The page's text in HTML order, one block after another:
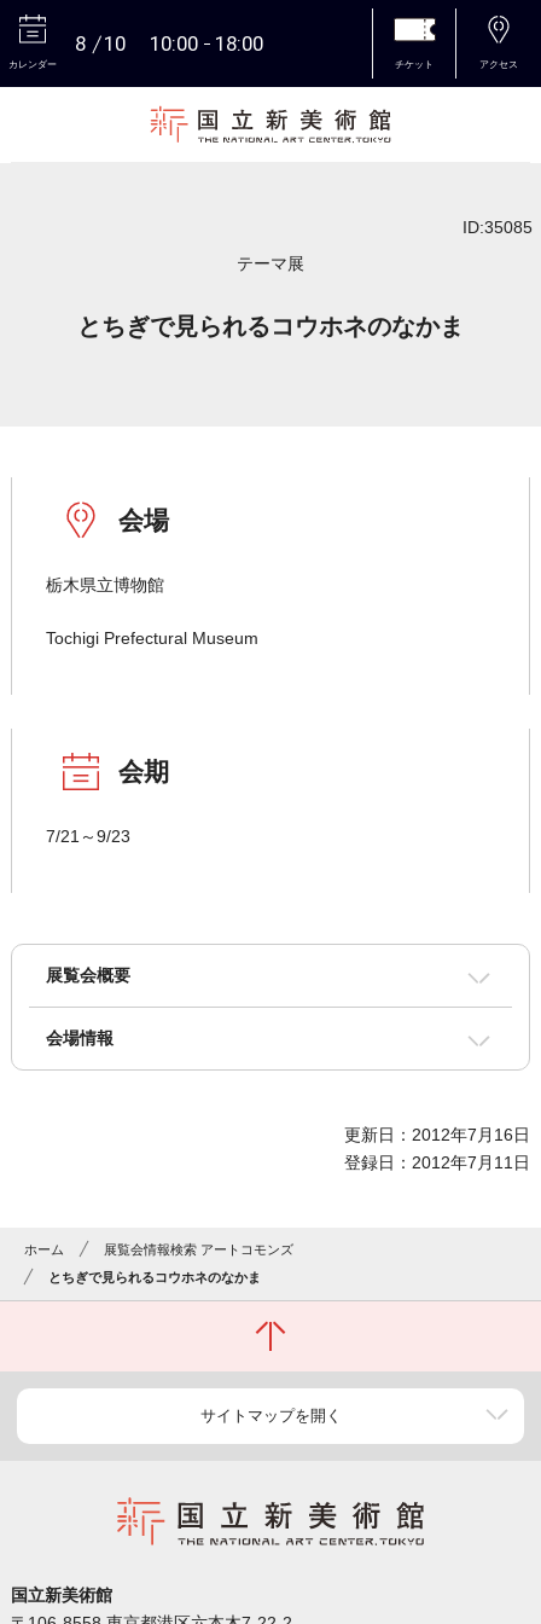
カレンダー
8 10 10:00 18:00
チケット アクセス
ID:35085
テーマ展
とちぎで見られるコウホネのなかま
会場
栃木県立博物館
Tochigi Prefectural Museum
会期
7/21～9/23
展覧会概要
会場情報
更新日：2012年7月16日
登録日：2012年7月11日
ホーム
展覧会情報検索 アートコモンズ
とちぎで見られるコウホネのなかま
サイトマップを開く
国立新美術館